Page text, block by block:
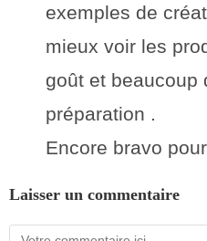
exemples de
mieux voir les
goût et beaucoup
préparation .
Encore bravo
Laisser un commentaire